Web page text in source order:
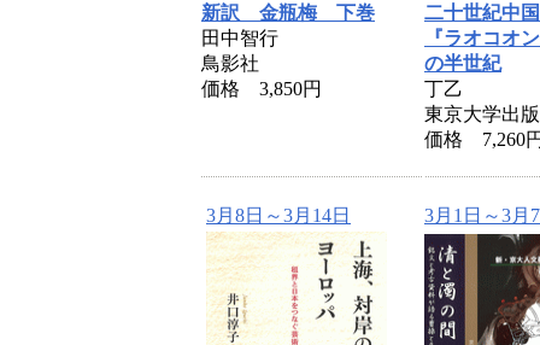
新訳 金瓶梅 下巻
田中智行
鳥影社
価格 3,850円
二十世紀中
『ラオコオ
の半世紀
丁乙
東京大学出
価格 7,260
3月8日～3月14日 3月1日～3月7